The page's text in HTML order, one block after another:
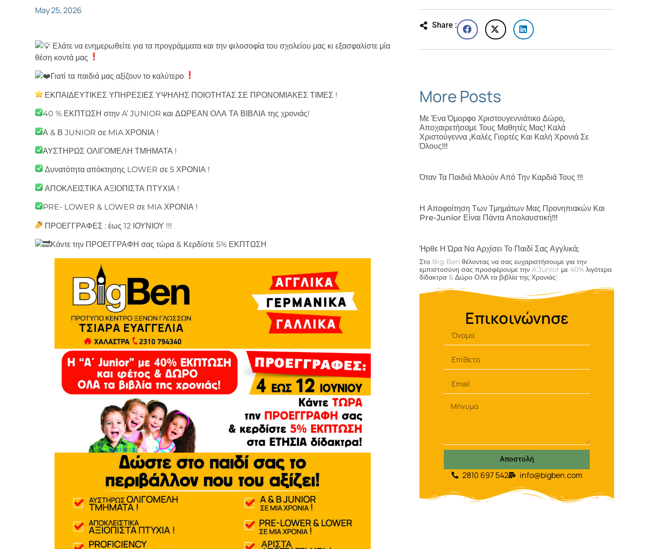
May 25, 2026
Ελάτε να ενημερωθείτε για τα προγράμματα και την φιλοσοφία του σχολείου μας κι εξασφαλίστε μία
θέση κοντά μας
Γιατί τα παιδιά μας αξίζουν το καλύτερο
ΕΚΠΑΙΔΕΥΤΙΚΕΣ ΥΠΗΡΕΣΙΕΣ ΥΨΗΛΗΣ ΠΟΙΟΤΗΤΑΣ ΣΕ ΠΡΟΝΟΜΙΑΚΕΣ ΤΙΜΕΣ !
40 % ΕΚΠΤΩΣΗ στην A’ JUNIOR και ΔΩΡΕΑΝ ΟΛΑ ΤΑ ΒΙΒΛΙΑ της χρονιάς!
Α & Β JUNIOR σε MIA ΧΡΟΝΙΑ !
ΑΥΣΤΗΡΩΣ ΟΛΙΓΟΜΕΛΗ ΤΜΗΜΑΤΑ !
Δυνατότητα απόκτησης LOWER σε 5 ΧΡΟΝΙΑ !
ΑΠΟΚΛΕΙΣΤΙΚΑ ΑΞΙΟΠΙΣΤΑ ΠΤΥΧΙΑ !
PRE- LOWER & LOWER σε MIA ΧΡΟΝΙΑ !
ΠΡΟΕΓΓΡΑΦΕΣ : έως 12 ΙΟΥΝΙΟΥ !!!
Κάντε την ΠΡΟΕΓΓΡΑΦΗ σας τώρα & Κερδίστε 5% ΕΚΠΤΩΣΗ
Share :
More Posts
Με Ένα Όμορφο Χριστουγεννιάτικο Δώρο,
Αποχαιρετήσαμε Τους Μαθητές Μας! Καλά
Χριστούγεννα ,καλές Γιορτές Και Καλή Χρονιά Σε
Όλους!!!
Όταν Τα Παιδιά Μιλούν Από Την Καρδιά Τους !!!
Η Αποφοίτηση Των Τμημάτων Μας Προνηπιακών Και
Pre-Junior Είναι Πάντα Απολαυστική!!!
Ήρθε Η Ώρα Να Αρχίσει Το Παιδί Σας Αγγλικά;
Στο Big Ben θέλοντας να σας ευχαριστήσουμε για την
εμπιστοσύνη σας προσφέρουμε την A’Junior με 40% λιγότερα
δίδακτρα & Δώρο ΟΛΑ τα βιβλία της Χρονιάς!
Επικοινώνησε
Αποστολή
2810 697 542 info@bigben.com